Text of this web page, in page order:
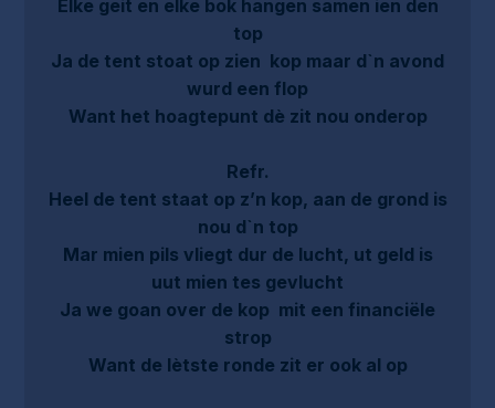
Elke geit en elke bok hangen samen ien den
top
Ja de tent stoat op zien kop maar d`n avond
wurd een flop
Want het hoagtepunt dè zit nou onderop
Refr.
Heel de tent staat op z’n kop, aan de grond is
nou d`n top
Mar mien pils vliegt dur de lucht, ut geld is
uut mien tes gevlucht
Ja we goan over de kop mit een financiële
strop
Want de lètste ronde zit er ook al op